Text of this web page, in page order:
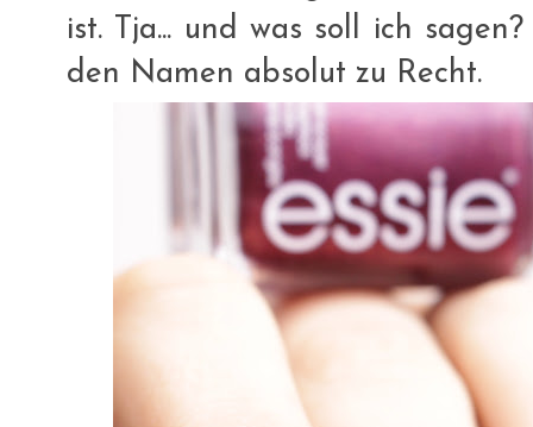
ist. Tja... und was soll ich
den Namen absolut zu Recht.